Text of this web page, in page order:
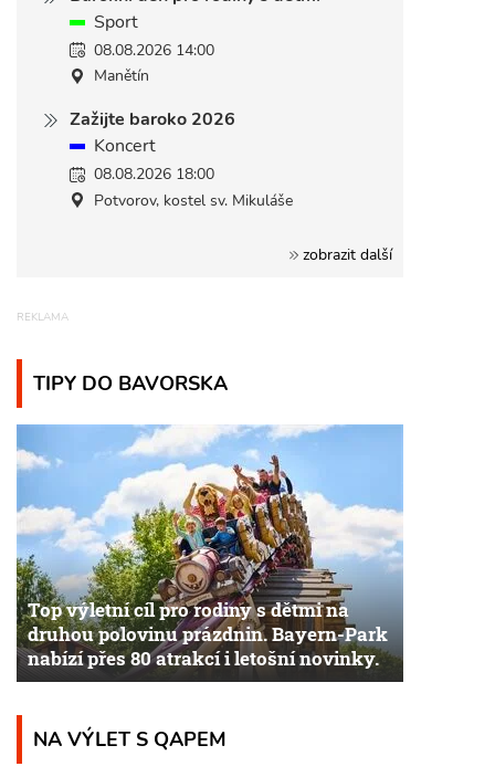
Sport
08.08.2026 14:00
Manětín
Zažijte baroko 2026
Koncert
08.08.2026 18:00
Potvorov, kostel sv. Mikuláše
zobrazit další
TIPY DO BAVORSKA
Top výletní cíl pro rodiny s dětmi na
druhou polovinu prázdnin. Bayern-Park
nabízí přes 80 atrakcí i letošní novinky.
NA VÝLET S QAPEM